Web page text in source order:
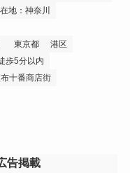
地：神奈川
東京都
港区
歩5分以内
十番商店街
告掲載